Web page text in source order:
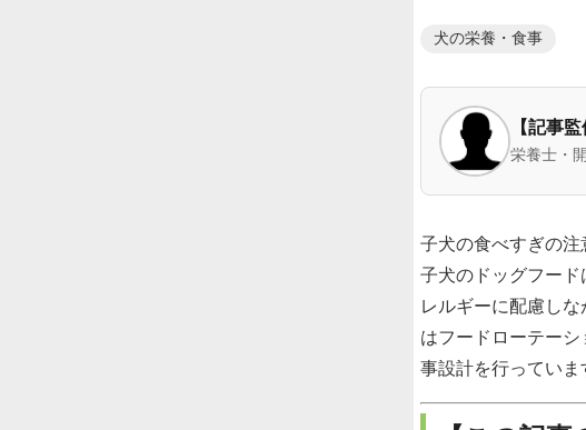
犬の栄養・食事
【記事
栄養士・
子犬の食べすぎの
子犬のドッグフー
レルギーに配慮し
はフードローテー
事設計を行っていま